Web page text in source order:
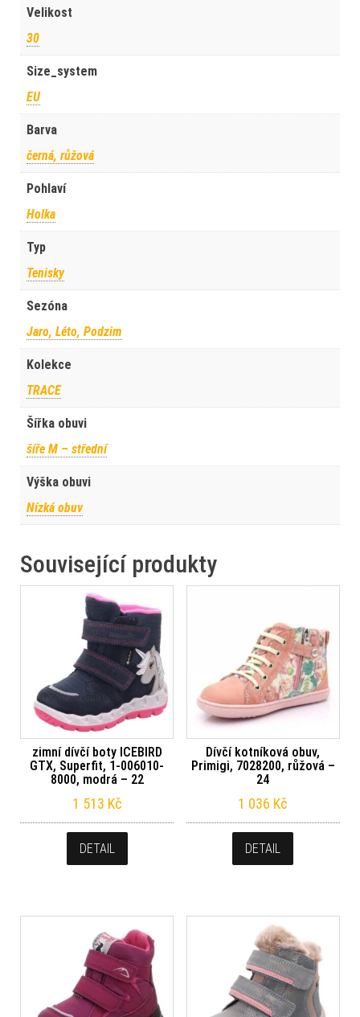
Velikost
30
Size_system
EU
Barva
černá, růžová
Pohlaví
Holka
Typ
Tenisky
Sezóna
Jaro, Léto, Podzim
Kolekce
TRACE
Šířka obuvi
šíře M – střední
Výška obuvi
Nízká obuv
Související produkty
zimní dívčí boty ICEBIRD
GTX, Superfit, 1-006010-
8000, modrá – 22
1 513 Kč
DETAIL
Dívčí kotníková obuv,
Primigi, 7028200, růžová –
24
1 036 Kč
DETAIL